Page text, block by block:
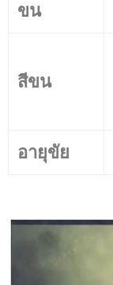
ขน
สีขน
อายุขัย